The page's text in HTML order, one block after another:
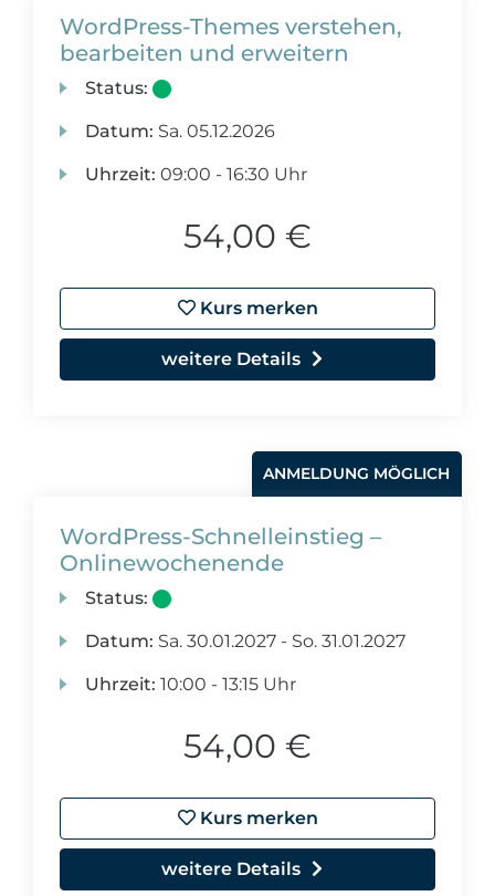
WordPress-Themes verstehen,
bearbeiten und erweitern
Status:
Datum: Sa. 05.12.2026
Uhrzeit: 09:00 - 16:30 Uhr
54,00 €
Kurs merken
weitere Details
ANMELDUNG MÖGLICH
WordPress-Schnelleinstieg –
Onlinewochenende
Status:
Datum: Sa. 30.01.2027 - So. 31.01.2027
Uhrzeit: 10:00 - 13:15 Uhr
54,00 €
Kurs merken
weitere Details